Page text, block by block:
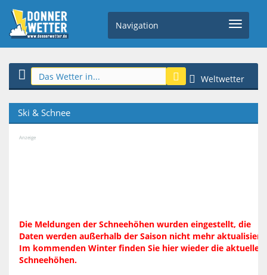
Navigation
Weltwetter
Ski & Schnee
Anzeige
Die Meldungen der Schneehöhen wurden eingestellt, die
Daten werden außerhalb der Saison nicht mehr aktualisiert.
Im kommenden Winter finden Sie hier wieder die aktuellen
Schneehöhen.